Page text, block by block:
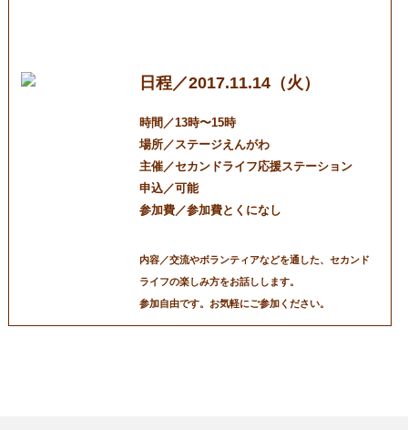
日程／2017.11.14（火）
時間／13時〜15時
場所／ステージえんがわ
主催／セカンドライフ応援ステーション
申込／可能
参加費／参加費とくになし
内容／交流やボランティアなどを通した、セカンド
ライフの楽しみ方をお話しします。
参加自由です。お気軽にご参加ください。